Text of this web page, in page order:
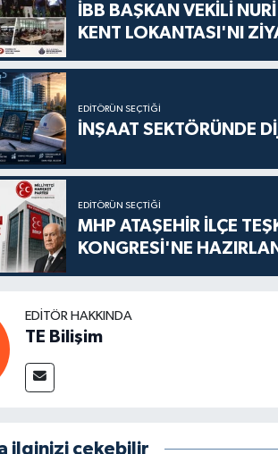
İBB BAŞKAN VEKİLİ
KENT LOKANTASI'NI
EDITÖRÜN SEÇTIĞI
İNŞAAT SEKTÖRÜNDE
EDITÖRÜN SEÇTIĞI
MHP ATAŞEHİR İLÇE
KONGRESİ'NE
EDITÖR HAKKINDA
TE Bilişim
ilginizi çekebilir